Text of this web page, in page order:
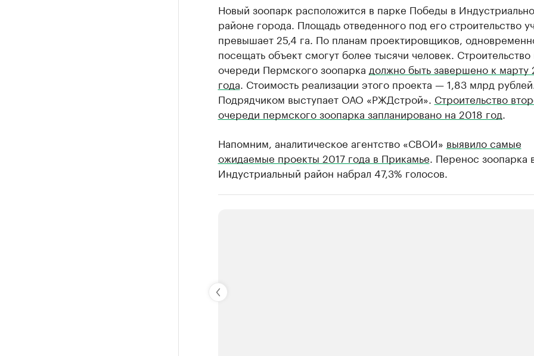
Новый зоопарк расположится в парке Победы в
районе города. Площадь отведенного под его строительство
превышает 25,4 га. По планам проектировщиков,
посещать объект смогут более тысячи человек.
очереди Пермского зоопарка должно быть завершено к марту
года . Стоимость реализации этого проекта — 1,83 млрд рублей.
Подрядчиком выступает ОАО «РЖДстрой». ​ Строительство
очереди пермского зоопарка запланировано на 2018 год
Напомним, аналитическое агентство «СВОИ» выявило самые
ожидаемые проекты 2017 года в Прикамье . Перенос зоопарка
Индустриальный район набрал 47,3% голосов.